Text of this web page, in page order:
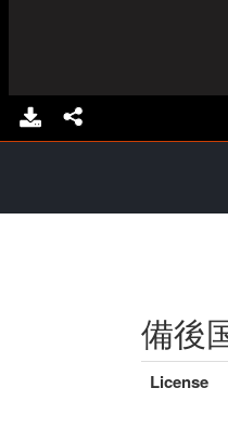
備後
License